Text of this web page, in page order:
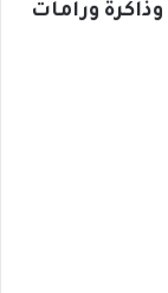
6.64 بوصة وذاكرة ورامات